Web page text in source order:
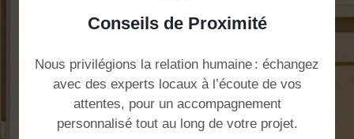
Conseils de Proximité
Nous privilégions la relation humaine : échangez
avec des experts locaux à l’écoute de vos
attentes, pour un accompagnement
personnalisé tout au long de votre projet.